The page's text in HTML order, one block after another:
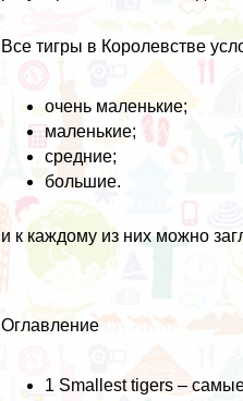
Все тигры в Королевстве
очень маленькие;
маленькие;
средние;
большие.
и к каждому из них можно
Оглавление
1 Smallest tigers –